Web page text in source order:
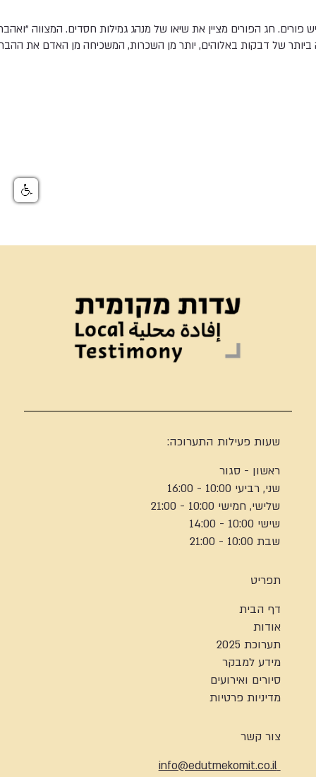
פורים. חג הפורים מציין את שיאו של מנהג גמילות חסדים. המצווה
של דבקות באלוהים, יותר מן השכרות, המשכיחה מן האדם את
שעות פעילות התערוכה:
ראשון - סגור
שני, רביעי 10:00 - 16:00
שלישי, חמישי 10:00 - 21:00
שישי 10:00 - 14:00
שבת 10:00 - 21:00
תפריט
דף הבית
אודות
תערוכת 2025
מידע למבקר
סיורים ואירועים
מדיניות פרטיות
צור קשר
info@edutmekomit.co.il